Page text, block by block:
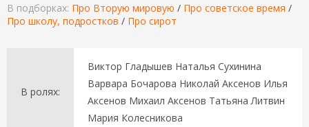
В подборках: Про Вторую мировую / Про советское время /
Про школу, подростков / Про сирот
В ролях:
Виктор Гладышев Наталья Сухинина
Варвара Бочарова Николай Аксенов Илья
Аксенов Михаил Аксенов Татьяна Литвин
Мария Колесникова